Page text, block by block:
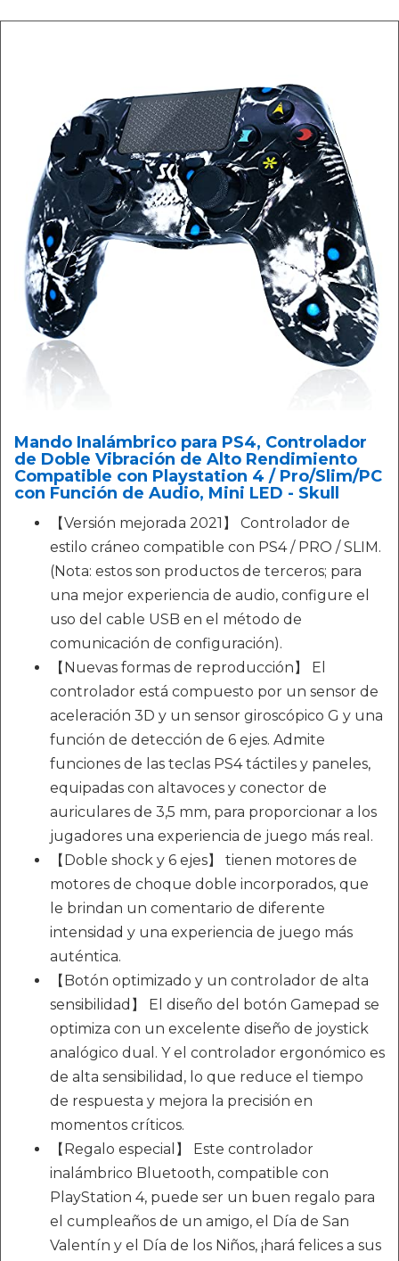
Mando Inalámbrico para PS4, Controlador
de Doble Vibración de Alto Rendimiento
Compatible con Playstation 4 / Pro/Slim/PC
con Función de Audio, Mini LED - Skull
【Versión mejorada 2021】 Controlador de
estilo cráneo compatible con PS4 / PRO / SLIM.
(Nota: estos son productos de terceros; para
una mejor experiencia de audio, configure el
uso del cable USB en el método de
comunicación de configuración).
【Nuevas formas de reproducción】 El
controlador está compuesto por un sensor de
aceleración 3D y un sensor giroscópico G y una
función de detección de 6 ejes. Admite
funciones de las teclas PS4 táctiles y paneles,
equipadas con altavoces y conector de
auriculares de 3,5 mm, para proporcionar a los
jugadores una experiencia de juego más real.
【Doble shock y 6 ejes】 tienen motores de
motores de choque doble incorporados, que
le brindan un comentario de diferente
intensidad y una experiencia de juego más
auténtica.
【Botón optimizado y un controlador de alta
sensibilidad】 El diseño del botón Gamepad se
optimiza con un excelente diseño de joystick
analógico dual. Y el controlador ergonómico es
de alta sensibilidad, lo que reduce el tiempo
de respuesta y mejora la precisión en
momentos críticos.
【Regalo especial】 Este controlador
inalámbrico Bluetooth, compatible con
PlayStation 4, puede ser un buen regalo para
el cumpleaños de un amigo, el Día de San
Valentín y el Día de los Niños, ¡hará felices a sus